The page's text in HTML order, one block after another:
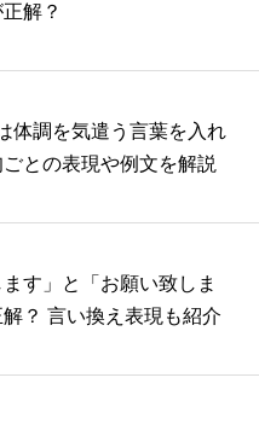
解？
体調を気遣う言葉を入れ
との表現や例文を解説
ます」と「お願い致しま
？ 言い換え表現も紹介